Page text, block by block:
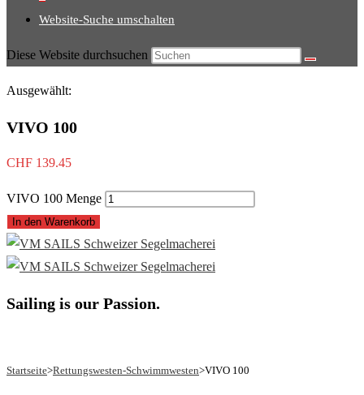
Website-Suche umschalten
Diese Website durchsuchen
Ausgewählt:
VIVO 100
CHF 139.45
VIVO 100 Menge
In den Warenkorb
Sailing is our Passion.
Startseite>Rettungswesten-Schwimmwesten>VIVO 100